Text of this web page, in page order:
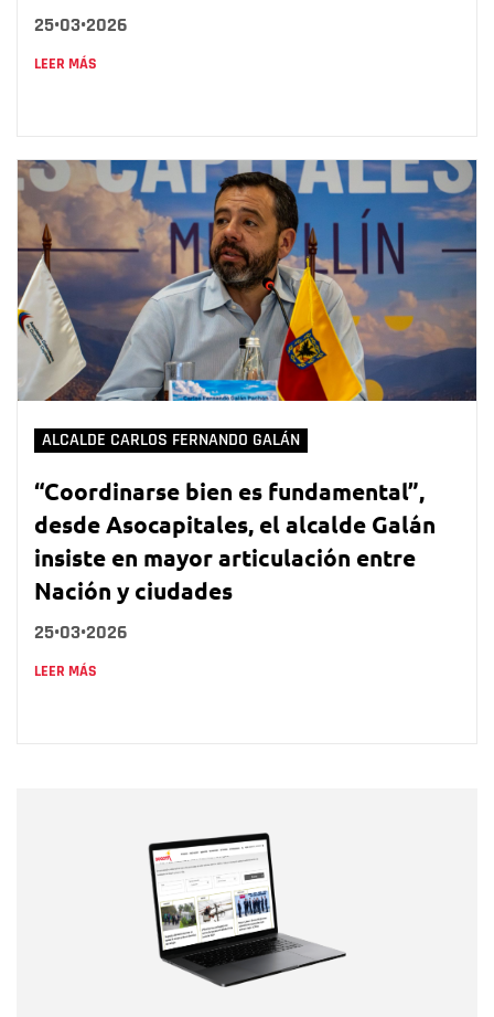
25•03•2026
LEER MÁS
ALCALDE CARLOS FERNANDO GALÁN
“Coordinarse bien es fundamental”,
desde Asocapitales, el alcalde Galán
insiste en mayor articulación entre
Nación y ciudades
25•03•2026
LEER MÁS
Correo electrónico
Tipo de comentario